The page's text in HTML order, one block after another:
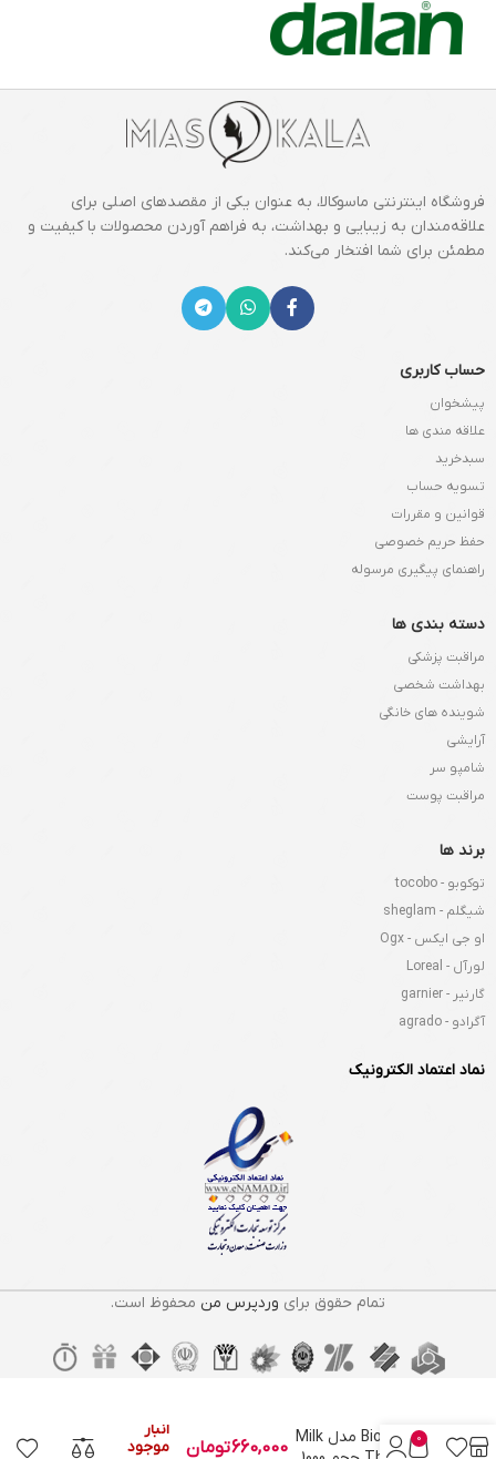
فروشگاه اینترنتی ماسوکالا، به عنوان یکی از مقصدهای اصلی برای
علاقه‌مندان به زیبایی و بهداشت، به فراهم آوردن محصولات با کیفیت و
مطمئن برای شما افتخار می‌کند.
حساب کاربری
پیشخوان
علاقه مندی ها
سبدخرید
تسویه حساب
قوانین و مقررات
حفظ حریم خصوصی
راهنمای پیگیری مرسوله
دسته بندی ها
مراقبت پزشکی
بهداشت شخصی
شوینده های خانگی
آرایشی
شامپو سر
مراقبت پوست
برند ها
توکوبو - tocobo
شیگلم - sheglam
او جی ایکس - Ogx
لورآل - Loreal
گارنیر - garnier
آگرادو - agrado
نماد اعتماد الکترونیک
تمام حقوق برای وردپرس من محفوظ است.
Biomonti مدل Milk 660,000تومان
انبار
موجود
0